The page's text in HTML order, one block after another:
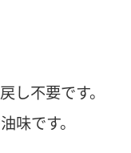
し不要です。
味です。